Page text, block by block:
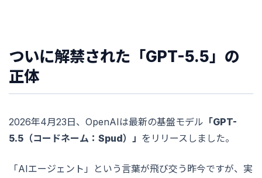
ついに解禁された「GPT-5.5」の
正体
2026年4月23日、OpenAIは最新の基盤モデル 「GPT-
5.5（コードネーム：Spud）」 をリリースしました。
「AIエージェント」という言葉が飛び交う昨今ですが、実